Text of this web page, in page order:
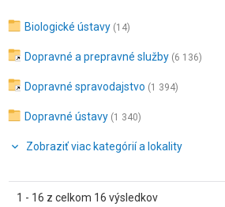
Biologické ústavy (14)
Dopravné a prepravné služby (6 136)
Dopravné spravodajstvo (1 394)
Dopravné ústavy (1 340)
Zobraziť viac kategórií a lokality
1 - 16 z celkom 16 výsledkov